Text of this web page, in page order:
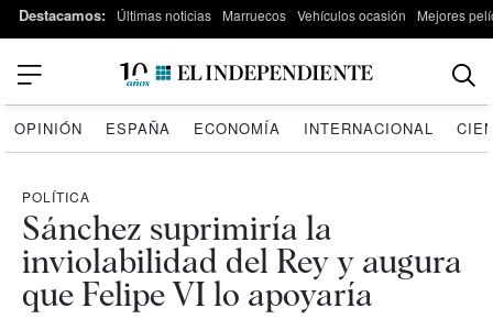
Destacamos: Últimas noticias Marruecos Vehículos ocasión Mejores
OPINIÓN ESPAÑA ECONOMÍA INTERNACIONAL
POLÍTICA
Sánchez suprimiría la
inviolabilidad del Rey y augura
que Felipe VI lo apoyaría